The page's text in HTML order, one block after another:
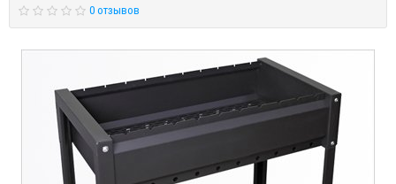
0 отзывов